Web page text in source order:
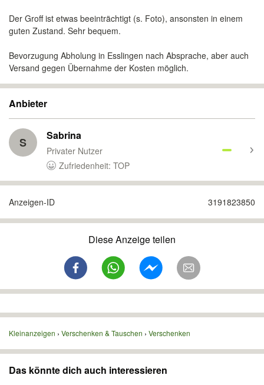
Der Groff ist etwas beeinträchtigt (s. Foto), ansonsten in einem
guten Zustand. Sehr bequem.
Bevorzugung Abholung in Esslingen nach Absprache, aber auch
Versand gegen Übernahme der Kosten möglich.
Anbieter
S Sabrina
Privater Nutzer
Zufriedenheit: TOP
Anzeigen-ID 3191823850
Diese Anzeige teilen
Kleinanzeigen Verschenken & Tauschen Verschenken
Das könnte dich auch interessieren